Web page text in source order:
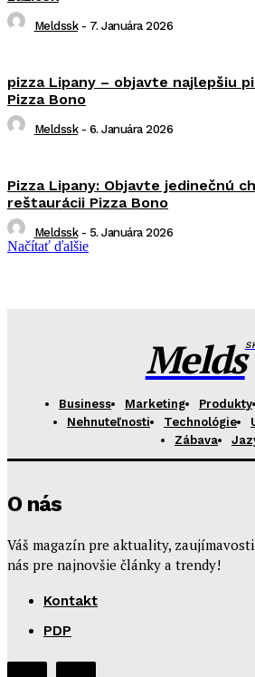
Meldssk - 7. Januára 2026
pizza Lipany – objavte najlepšiu
Pizza Bono
Meldssk - 6. Januára 2026
Pizza Lipany: Objavte jedinečnú
reštaurácii Pizza Bono
Meldssk - 5. Januára 2026
Načítať ďalšie
Melds
Business Marketing Produkty
Nehnuteľnosti
Technológie
Zábava
O nás
Váš magazín pre aktuality,
nás pre najnovšie články a trendy!
Kontakt
PDP